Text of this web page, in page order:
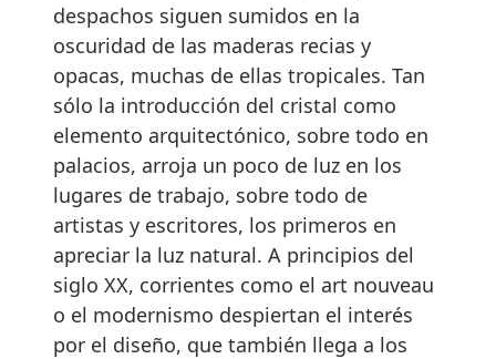
despachos siguen sumidos en la
oscuridad de las maderas recias y
opacas, muchas de ellas tropicales. Tan
sólo la introducción del cristal como
elemento arquitectónico, sobre todo en
palacios, arroja un poco de luz en los
lugares de trabajo, sobre todo de
artistas y escritores, los primeros en
apreciar la luz natural. A principios del
siglo XX, corrientes como el art nouveau
o el modernismo despiertan el interés
por el diseño, que también llega a los